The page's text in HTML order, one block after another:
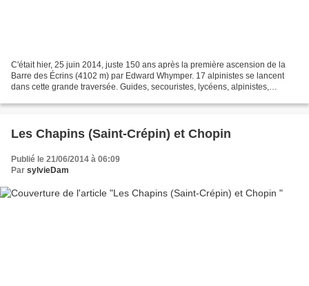
C'était hier, 25 juin 2014, juste 150 ans après la première ascension de la
Barre des Écrins (4102 m) par Edward Whymper. 17 alpinistes se lancent
dans cette grande traversée. Guides, secouristes, lycéens, alpinistes,
Les Chapins (Saint-Crépin) et Chopin
Publié le 21/06/2014 à 06:09
Par sylvieDam